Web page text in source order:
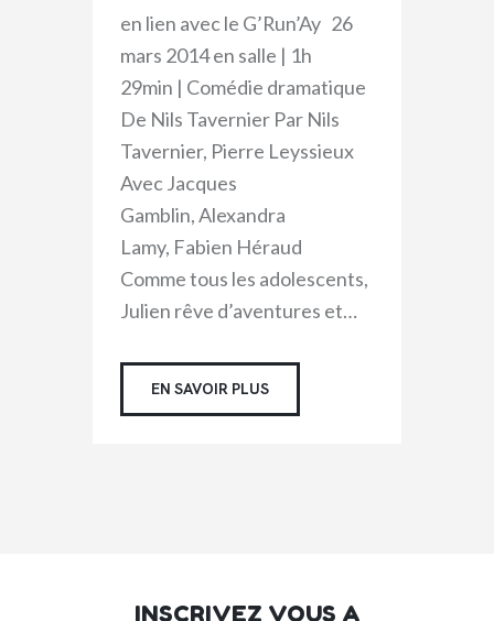
en lien avec le G’Run’Ay 26
mars 2014 en salle | 1h
29min | Comédie dramatique
De Nils Tavernier Par Nils
Tavernier, Pierre Leyssieux
Avec Jacques
Gamblin, Alexandra
Lamy, Fabien Héraud
Comme tous les adolescents,
Julien rêve d’aventures et…
EN SAVOIR PLUS
INSCRIVEZ VOUS A